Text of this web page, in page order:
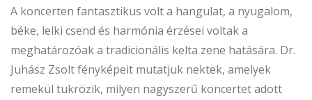
A koncerten fantasztikus volt a hangulat, a nyugalom,
béke, lelki csend és harmónia érzései voltak a
meghatározóak a tradicionális kelta zene hatására. Dr.
Juhász Zsolt fényképeit mutatjuk nektek, amelyek
remekül tükrözik, milyen nagyszerű koncertet adott